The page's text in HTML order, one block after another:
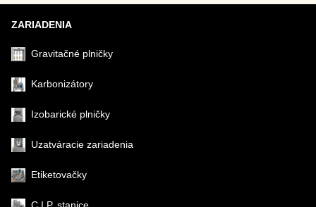
ZARIADENIA
Gravitačné plničky
Karbonizátory
Izobarické plničky
Uzatváracie zariadenia
Etiketovačky